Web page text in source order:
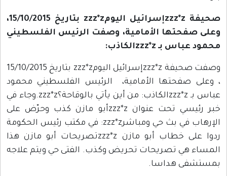
صحيفة zzz*zإسرائيل اليومzzz*z بتاريخ 15/10/2015،
وعلى صفحتها الأمامية، وصفت الرئيس الفلسطيني
محمود عباس بـ zzz*zالكاذب:
وصفت صحيفة zzz*zإسرائيل اليومzzz*z بتاريخ 15/10/2015
، وعلى صفحتها الأمامية، الرئيس الفلسطيني محمود
عباس بـ zzz*zالكاذب: من أين يأتي بالوقاحة؟zzz*z.وجاء في
خبر رئيسي تحت عنوان zzz*zأبو مازن كذب وحرّض على
الإرهاب في بث حي ومباشرzzz*z: في مكتب رئيس الحكومة
ردوا على خطاب أبو مازن zzz*zتصريحات أبو مازن هذا
المساء هي تصريحات تحريض وكذب. الفتى حي ويتم علاجه
بمستشفى هداسا.